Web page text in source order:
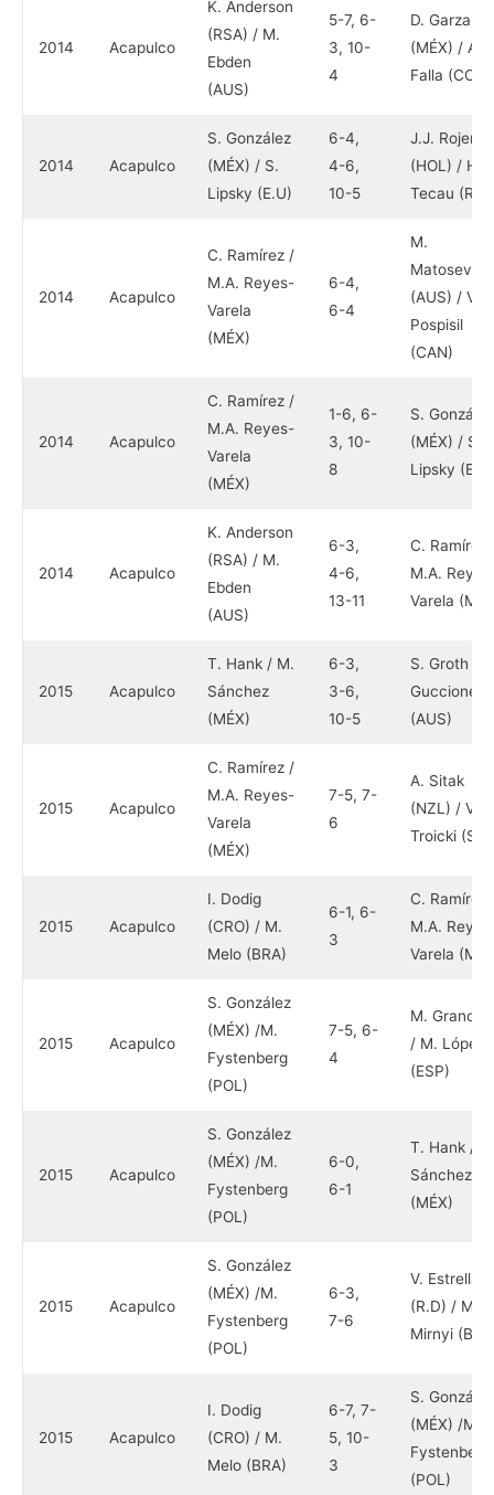
2014 Acapulco
K. Anderson
(RSA) / M.
Ebden
(AUS)
5-7, 6-
3, 10-
4
D. Garza
(MÉX) / A.
Falla (COL)
2014 Acapulco
S. González
(MÉX) / S.
Lipsky (E.U)
6-4,
4-6,
10-5
J.J. Rojer
(HOL) / H.
Tecau
2014 Acapulco
C. Ramírez /
M.A. Reyes-
Varela
(MÉX)
6-4,
6-4
M.
Matosevic
(AUS) / V.
Pospisil
(CAN)
2014 Acapulco
C. Ramírez /
M.A. Reyes-
Varela
(MÉX)
1-6, 6-
3, 10-
8
S. González
(MÉX) / S.
Lipsky (E.U)
2014 Acapulco
K. Anderson
(RSA) / M.
Ebden
(AUS)
6-3,
4-6,
13-11
C. Ramírez
M.A.
Varela
2015 Acapulco
T. Hank / M.
Sánchez
(MÉX)
6-3,
3-6,
10-5
S. Groth /
Guccione
(AUS)
2015 Acapulco
C. Ramírez /
M.A. Reyes-
Varela
(MÉX)
7-5, 7-
6
A. Sitak
(NZL) / V.
Troicki
2015 Acapulco
I. Dodig
(CRO) / M.
Melo (BRA)
6-1, 6-
3
C. Ramírez
M.A.
Varela
2015 Acapulco
S. González
(MÉX) /M.
Fystenberg
(POL)
7-5, 6-
4
M.
/ M. López
(ESP)
2015 Acapulco
S. González
(MÉX) /M.
Fystenberg
(POL)
6-0,
6-1
T. Hank /
Sánchez
(MÉX)
2015 Acapulco
S. González
(MÉX) /M.
Fystenberg
(POL)
6-3,
7-6
V. Estrella
(R.D) / M.
Mirnyi (BIE)
2015 Acapulco
I. Dodig
(CRO) / M.
Melo (BRA)
6-7, 7-
5, 10-
3
S. González
(MÉX) /M.
Fystenberg
(POL)